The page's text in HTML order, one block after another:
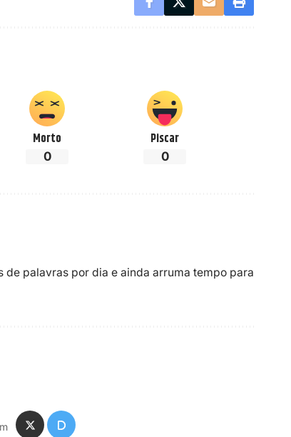
Morto
0
Piscar
0
palavras por dia e ainda arruma tempo para